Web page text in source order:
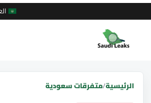
الرئيسية/متفرقات سعودية